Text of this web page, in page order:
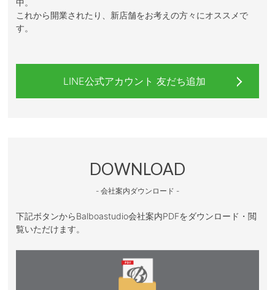
中。
これから開業されたり、新店舗をお考えの方々にオススメで
す。
LINE公式アカウント 友だち追加
DOWNLOAD
- 会社案内ダウンロード -
下記ボタンからBalboastudio会社案内PDFをダウンロード・閲
覧いただけます。